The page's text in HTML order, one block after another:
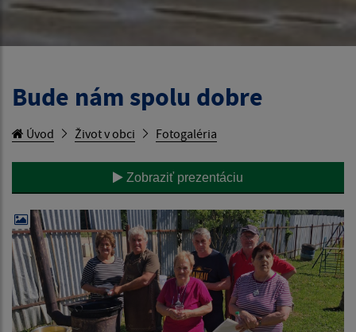
Bude nám spolu dobre
Úvod Život v obci Fotogaléria
Zobraziť prezentáciu